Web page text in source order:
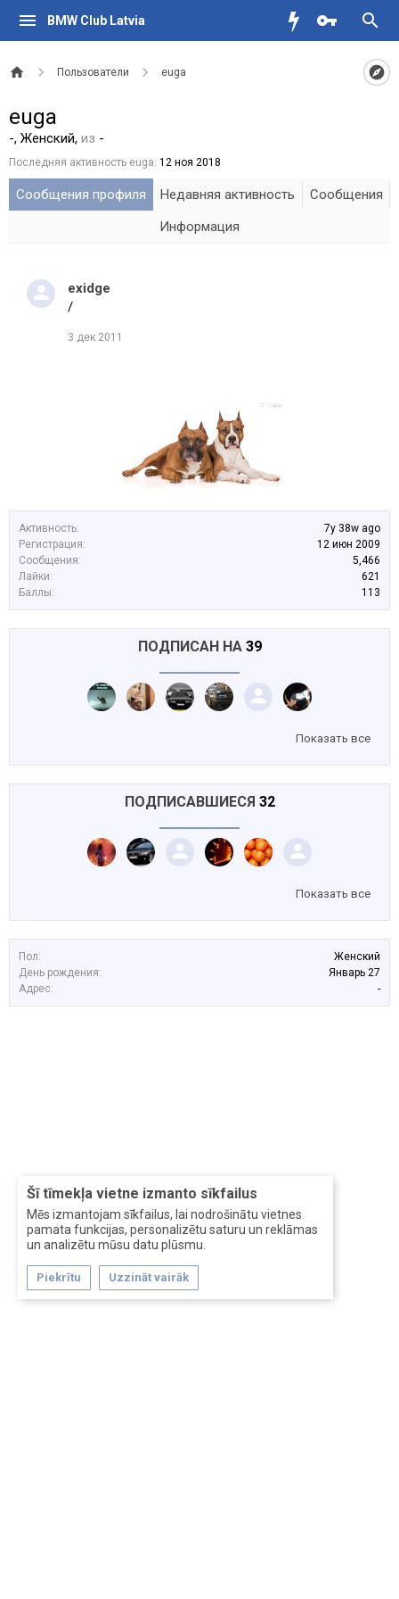
BMW Club Latvia
Пользователи euga
Šī tīmekļa vietne izmanto sīkfailus
Mēs izmantojam sīkfailus, lai nodrošinātu vietnes
pamata funkcijas, personalizētu saturu un reklāmas
un analizētu mūsu datu plūsmu.
Piekrītu Uzzināt vairāk
Активность:
7y 38w ago
Регистрация:
12 июн 2009
Сообщения:
5,466
Лайки:
621
Баллы:
113
ПОДПИСАН НА 39
Показать все
ПОДПИСАВШИЕСЯ 32
Показать все
Пол:
Женский
День рождения:
Январь 27
Адрес:
-
euga
-, Женский, из -
Последняя активность euga: 12 ноя 2018
Сообщения профиля Недавняя активность
Сообщения
Информация
exidge
/
3 дек 2011